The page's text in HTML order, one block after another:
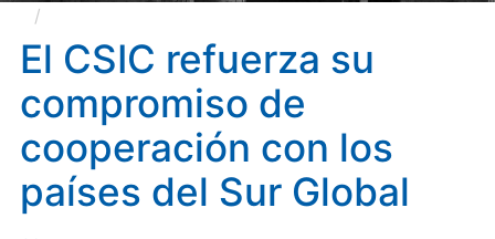
con los países del Sur Global
El CSIC refuerza su
compromiso de
cooperación con los
países del Sur Global